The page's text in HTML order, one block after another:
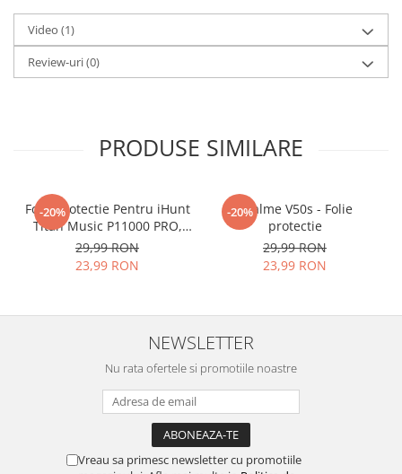
Foliile noastre sunt
aplicat chiar
tu.
producerea foliilor NUeste
sticla pe care o stim cu totii, ci
este Nano Glass
AcestagaranteazacaNU SE
SPARGEin mii de cioburi
ascutite si periculoase.
Nu numai ca este rezistenta la
zgarieturi si spargere, ci si
INTARESTEecranul!
Folia avand rezistenta 9H la
zgarieturi, asigura si un aspect
Video (1)
Review-uri(0)
PRODUSE SIMILARE
-20%
Folie Protectie Pentru iHunt
Titan Music P11000 PRO,
VDOO
29,99 RON
23,99 RON
-20%
Realme V50s - Folie
protectie
29,99 RON
23,99 RON
NEWSLETTER
Nu rata ofertele si promotiile noastre
Vreau sa primesc newsletter cu promotiile